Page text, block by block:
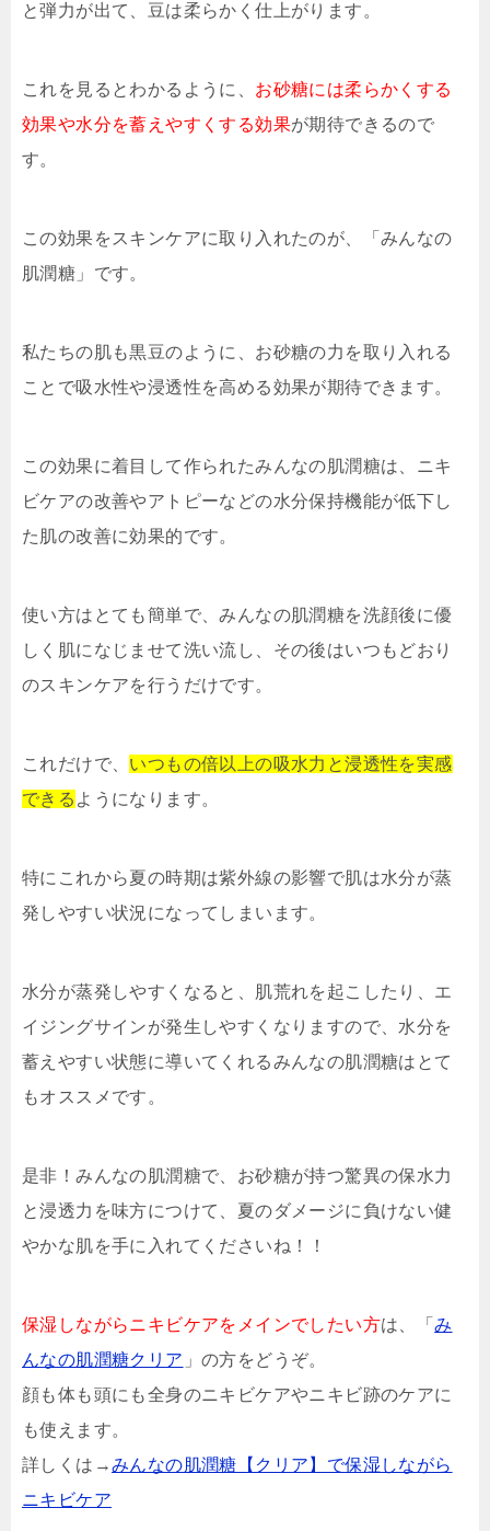
と弾力が出て、豆は柔らかく仕上がります。
これを見るとわかるように、 お砂糖には柔らかくする
効果や水分を蓄えやすくする効果が期待できるので
す。
この効果をスキンケアに取り入れたのが、「みんなの
肌潤糖」です。
私たちの肌も黒豆のように、お砂糖の力を取り入れる
ことで吸水性や浸透性を高める効果が期待できます。
この効果に着目して作られたみんなの肌潤糖は、ニキ
ビケアの改善やアトピーなどの水分保持機能が低下し
た肌の改善に効果的です。
使い方はとても簡単で、みんなの肌潤糖を洗顔後に優
しく肌になじませて洗い流し、その後はいつもどおり
のスキンケアを行うだけです。
これだけで、 いつもの倍以上の吸水力と浸透性を実感
できる ようになります。
特にこれから夏の時期は紫外線の影響で肌は水分が蒸
発しやすい状況になってしまいます。
水分が蒸発しやすくなると、肌荒れを起こしたり、エ
イジングサインが発生しやすくなりますので、水分を
蓄えやすい状態に導いてくれるみんなの肌潤糖はとて
もオススメです。
是非！みんなの肌潤糖で、お砂糖が持つ驚異の保水力
と浸透力を味方につけて、夏のダメージに負けない健
やかな肌を手に入れてくださいね！！
保湿しながらニキビケアをメインでしたい方は、「み
んなの肌潤糖クリア 」の方をどうぞ。
顔も体も頭にも全身のニキビケアやニキビ跡のケアに
も使えます。
詳しくは→みんなの肌潤糖【クリア】で保湿しながら
ニキビケア